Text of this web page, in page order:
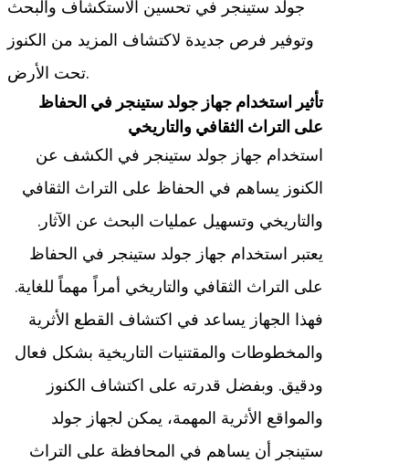
جولد ستينجر في تحسين الاستكشاف والبحث
وتوفير فرص جديدة لاكتشاف المزيد من الكنوز
تحت الأرض.
تأثير استخدام جهاز جولد ستينجر في الحفاظ
على التراث الثقافي والتاريخي
استخدام جهاز جولد ستينجر في الكشف عن
الكنوز يساهم في الحفاظ على التراث الثقافي
والتاريخي وتسهيل عمليات البحث عن الآثار.
يعتبر استخدام جهاز جولد ستينجر في الحفاظ
على التراث الثقافي والتاريخي أمراً مهماً للغاية.
فهذا الجهاز يساعد في اكتشاف القطع الأثرية
والمخطوطات والمقتنيات التاريخية بشكل فعال
ودقيق. وبفضل قدرته على اكتشاف الكنوز
والمواقع الأثرية المهمة، يمكن لجهاز جولد
ستينجر أن يساهم في المحافظة على التراث